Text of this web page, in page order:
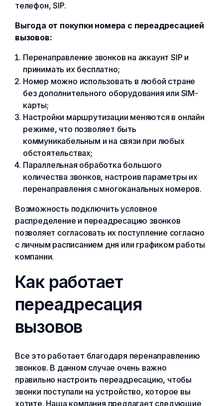
телефон, SIP.
Выгода от покупки номера с переадресацией
вызовов:
Перенаправление звонков на аккаунт SIP и
принимать их бесплатно;
Номер можно использовать в любой стране
без дополнительного оборудования или SIM-
карты;
Настройки маршрутизации меняются в онлайн
режиме, что позволяет быть
коммуникабельным и на связи при любых
обстоятельствах;
Параллельная обработка большого
количества звонков, настроив параметры их
перенаправления с многоканальных номеров.
Возможность подключить условное
распределение и переадресацию звонков
позволяет согласовать их поступление согласно
с личным расписанием дня или графиком работы
компании.
Как работает
переадресация
вызовов
Все это работает благодаря перенаправлению
звонков. В данном случае очень важно
правильно настроить переадресацию, чтобы
звонки поступали на устройство, которое вы
хотите. Наша компания предлагает следующие